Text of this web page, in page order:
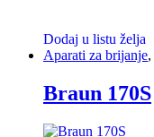
Dodaj u listu želja
Aparati za brijanje,
Braun 170S